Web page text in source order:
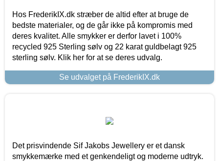
Hos FrederikIX.dk stræber de altid efter at bruge de
bedste materialer, og de går ikke på kompromis med
deres kvalitet. Alle smykker er derfor lavet i 100%
recycled 925 Sterling sølv og 22 karat guldbelagt 925
sterling sølv. Klik her for at se deres udvalg.
Se udvalget på FrederikIX.dk
Det prisvindende Sif Jakobs Jewellery er et dansk
smykkemærke med et genkendeligt og moderne udtryk.